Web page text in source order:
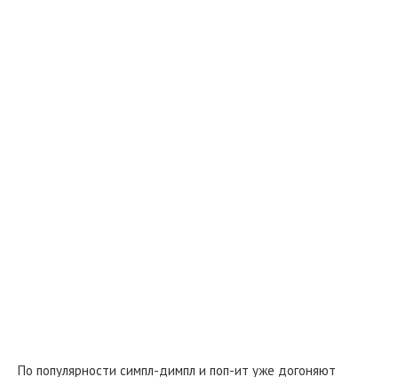
По популярности симпл-димпл и поп-ит уже догоняют